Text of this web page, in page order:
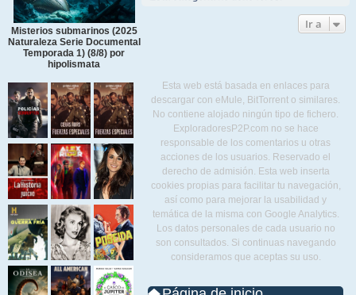
Misterios submarinos (2025
Naturaleza Serie Documental
Temporada 1) (8/8) por
hipolismata
Ir a
Esta web está basada en enlaces para
descargar con eMule, BitTorrent o similares.
No contiene alojado ningún tipo de fichero.
ExploradoresP2P.com no se hace
responsable de los comentarios u otras
acciones de los usuarios. Reservado el
derecho de admisión. Esta web inserta
cookies propias para facilitar tu navegación,
así como para mejorar la usabilidad y
temática de la misma con Google Analytics.
Los datos personales de cada usuario no
son consultados. Si continuas navegando
consideramos que aceptas su uso.